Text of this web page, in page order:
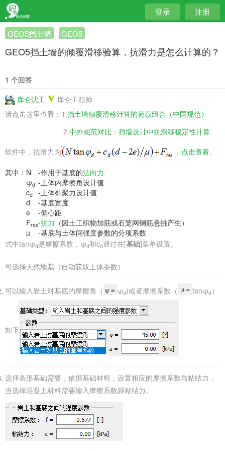
登录 注册
GEO5挡土墙 GEO5
GEO5挡土墙的倾覆滑移验算，抗滑力是怎么计算的？
1 个回答
库仑沈工
库仑工程师
请点击这里查看：1.挡土墙倾覆滑移计算的荷载组合（中国规范）
2.中外规范对比：挡墙设计中抗滑移稳定性计算
软件中，抗滑力为
， 点击查看。
其中： N -作用于基底的法向力
φd -土体内摩擦角设计值
cd -土体黏聚力设计值
d
-基底宽度
e
-偏心距
Fres-抗力 （因土工织物加筋或石笼网钢筋悬挑产生）
µ
-基底与土体间强度参数的分项系数
式中tanφd是摩擦系数，φd和cd通过在[基础]菜单设置。
可选择天然地基（自动获取土体参数）
可以输入岩土对基底的摩擦角（ φd)或者摩擦系数（ tanφd ）
如下
选择条形基础需要，依据基础材料，设置相应的摩擦系数与粘结力，
当选择混凝土材料需要输入摩擦系数跟粘结力。